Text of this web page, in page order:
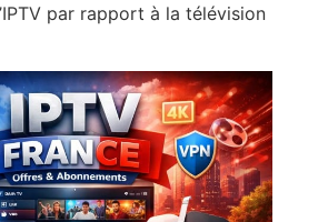
par rapport à la télévision